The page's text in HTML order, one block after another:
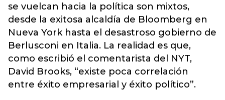
se vuelcan hacia la política son mixtos,
desde la exitosa alcaldía de Bloomberg en
Nueva York hasta el desastroso gobierno de
Berlusconi en Italia. La realidad es que,
como escribió el comentarista del NYT,
David Brooks, “existe poca correlación
entre éxito empresarial y éxito político”.